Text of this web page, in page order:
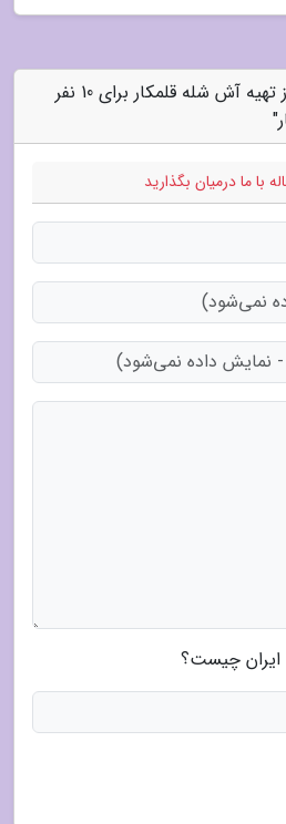
دیدگاه های مرتبط با "طرز تهیه آش شله قلمکار برای 10 نفر
با ما درمیان بگذارید
ایران چیست؟